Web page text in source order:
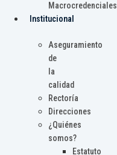
Macrocredenciales
Institucional
Aseguramiento
de
la
calidad
Rectoría
Direcciones
¿Quiénes
somos?
Estatuto